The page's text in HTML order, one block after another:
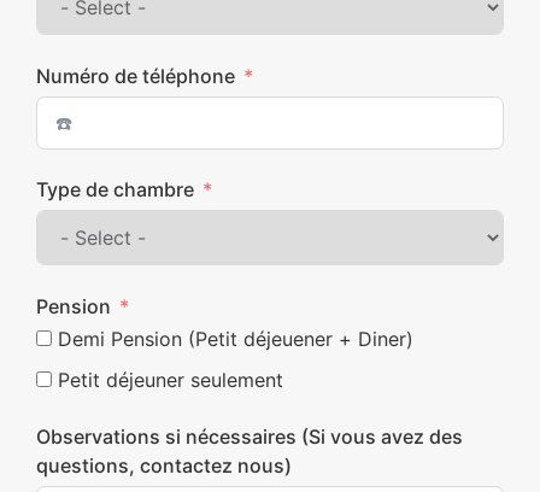
Numéro de téléphone
Type de chambre
Pension
Demi Pension (Petit déjeuener + Diner)
Petit déjeuner seulement
Observations si nécessaires (Si vous avez des
questions, contactez nous)